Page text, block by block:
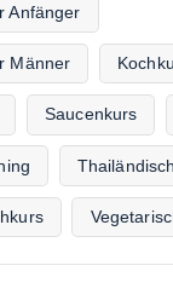
Anfänger
Männer
Saucenkurs